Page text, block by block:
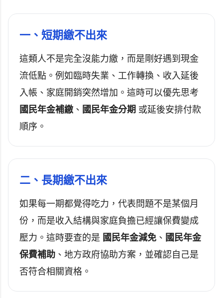
一、短期繳不出來
這類人不是完全沒能力繳，而是剛好遇到現金
流低點。例如臨時失業、工作轉換、收入延後
入帳、家庭開銷突然增加。這時可以優先思考
國民年金補繳 、 國民年金分期 或延後安排付款
順序。
二、長期繳不出來
如果每一期都覺得吃力，代表問題不是某個月
份，而是收入結構與家庭負擔已經讓保費變成
壓力。這時要查的是 國民年金減免 、 國民年金
保費補助 、地方政府協助方案，並確認自己是
否符合相關資格。